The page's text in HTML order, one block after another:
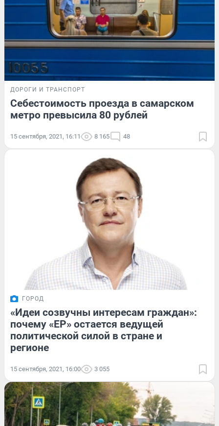
ДОРОГИ И ТРАНСПОРТ
Себестоимость проезда в самарском
метро превысила 80 рублей
15 сентября, 2021, 16:11 8 165 48
ГОРОД
«Идеи созвучны интересам граждан»:
почему «ЕР» остается ведущей
политической силой в стране и
регионе
15 сентября, 2021, 16:00 3 055